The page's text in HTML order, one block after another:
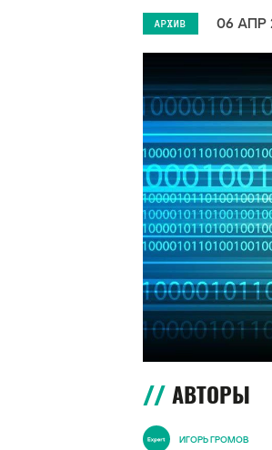
АРХИВ 06 АПР
АВТОРЫ
ИГОРЬ ГРОМОВ